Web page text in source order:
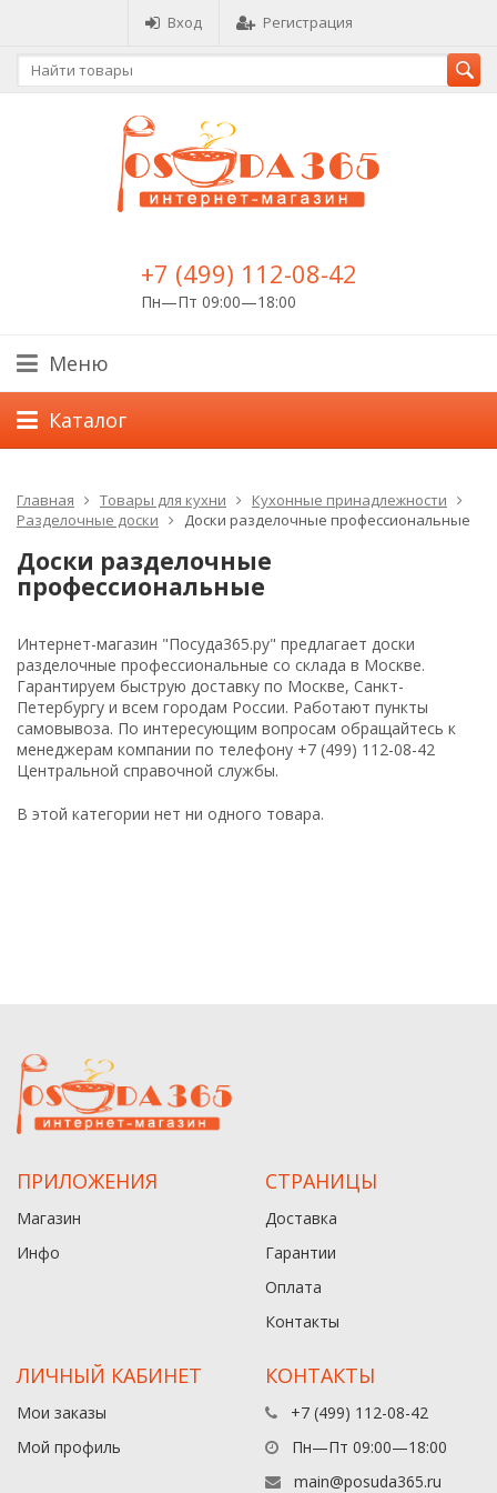
Вход Регистрация
+7 (499) 112-08-42
Пн—Пт 09:00—18:00
Меню
Каталог
Главная Товары для кухни
Кухонные принадлежности
Разделочные доски
Доски разделочные профессиональные
Доски разделочные
профессиональные
Интернет-магазин "Посуда365.ру" предлагает доски
разделочные профессиональные со склада в Москве.
Гарантируем быструю доставку по Москве, Санкт-
Петербургу и всем городам России. Работают пункты
самовывоза. По интересующим вопросам обращайтесь к
менеджерам компании по телефону +7 (499) 112-08-42
Центральной справочной службы.
В этой категории нет ни одного товара.
ПРИЛОЖЕНИЯ
Магазин
Инфо
СТРАНИЦЫ
Доставка
Гарантии
Оплата
Контакты
ЛИЧНЫЙ КАБИНЕТ
Мои заказы
Мой профиль
КОНТАКТЫ
+7 (499) 112-08-42
Пн—Пт 09:00—18:00
main@posuda365.ru